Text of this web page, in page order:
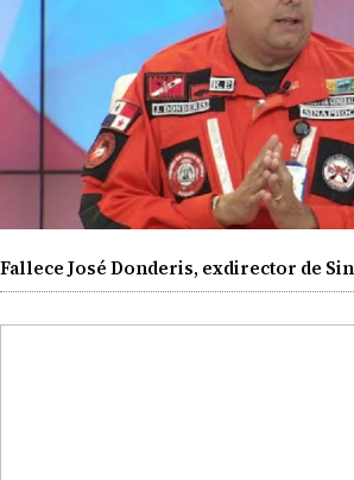
Fallece José Donderis, exdirector de